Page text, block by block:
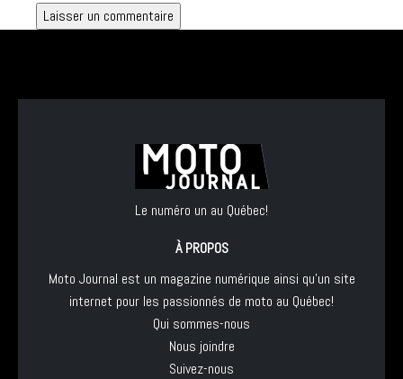
Le numéro un au Québec!
À PROPOS
Moto Journal est un magazine numérique ainsi qu'un site
internet pour les passionnés de moto au Québec!
Qui sommes-nous
Nous joindre
Suivez-nous